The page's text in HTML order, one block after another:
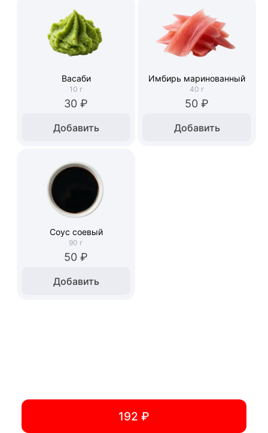
Васаби
10 г
30 ₽
Добавить
Имбирь маринованный
40 г
50 ₽
Добавить
Соус соевый
90 г
50 ₽
Добавить
192 ₽